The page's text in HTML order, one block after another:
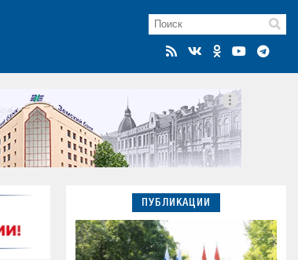
ПУБЛИКАЦИИ